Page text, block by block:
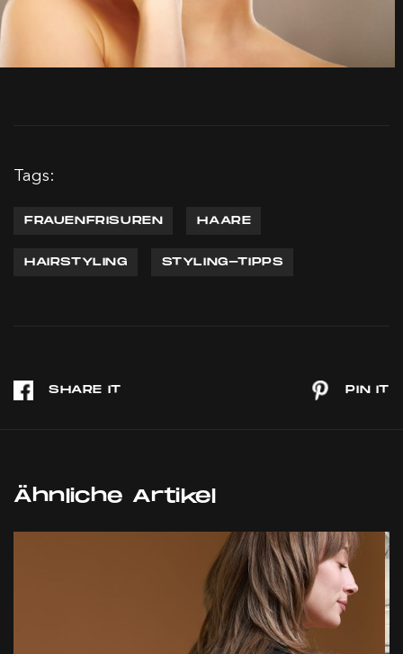
Tags:
FRAUENFRISUREN HAARE
HAIRSTYLING STYLING-TIPPS
Ähnliche Artikel